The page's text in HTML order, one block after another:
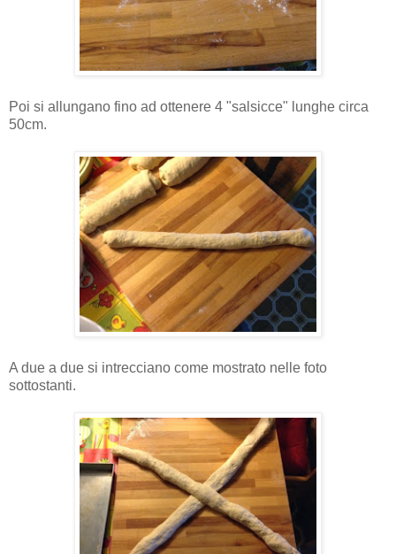
Poi si allungano fino ad ottenere 4 "salsicce" lunghe circa
50cm.
A due a due si intrecciano come mostrato nelle foto
sottostanti.